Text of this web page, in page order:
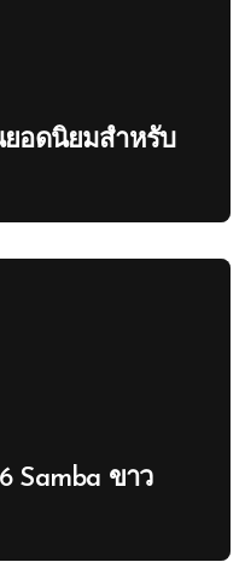
ยอดนิยมสำหรับ
Samba ขาว